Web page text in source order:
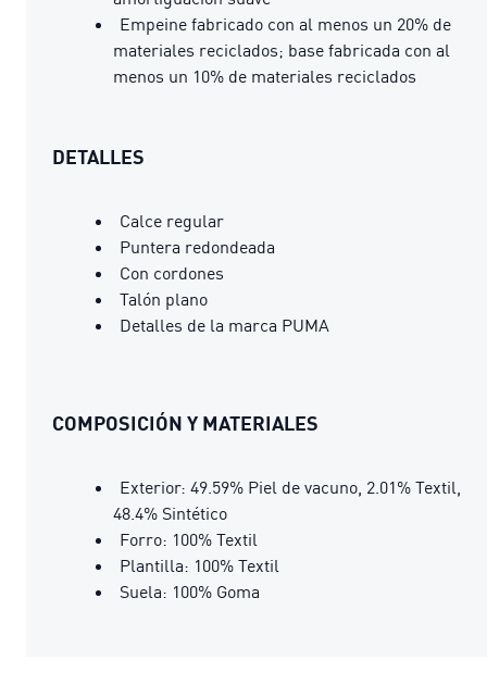
Empeine fabricado con al menos un 20% de
materiales reciclados; base fabricada con al
menos un 10% de materiales reciclados
DETALLES
Calce regular
Puntera redondeada
Con cordones
Talón plano
Detalles de la marca PUMA
COMPOSICIÓN Y MATERIALES
Exterior: 49.59% Piel de vacuno, 2.01% Textil,
48.4% Sintético
Forro: 100% Textil
Plantilla: 100% Textil
Suela: 100% Goma